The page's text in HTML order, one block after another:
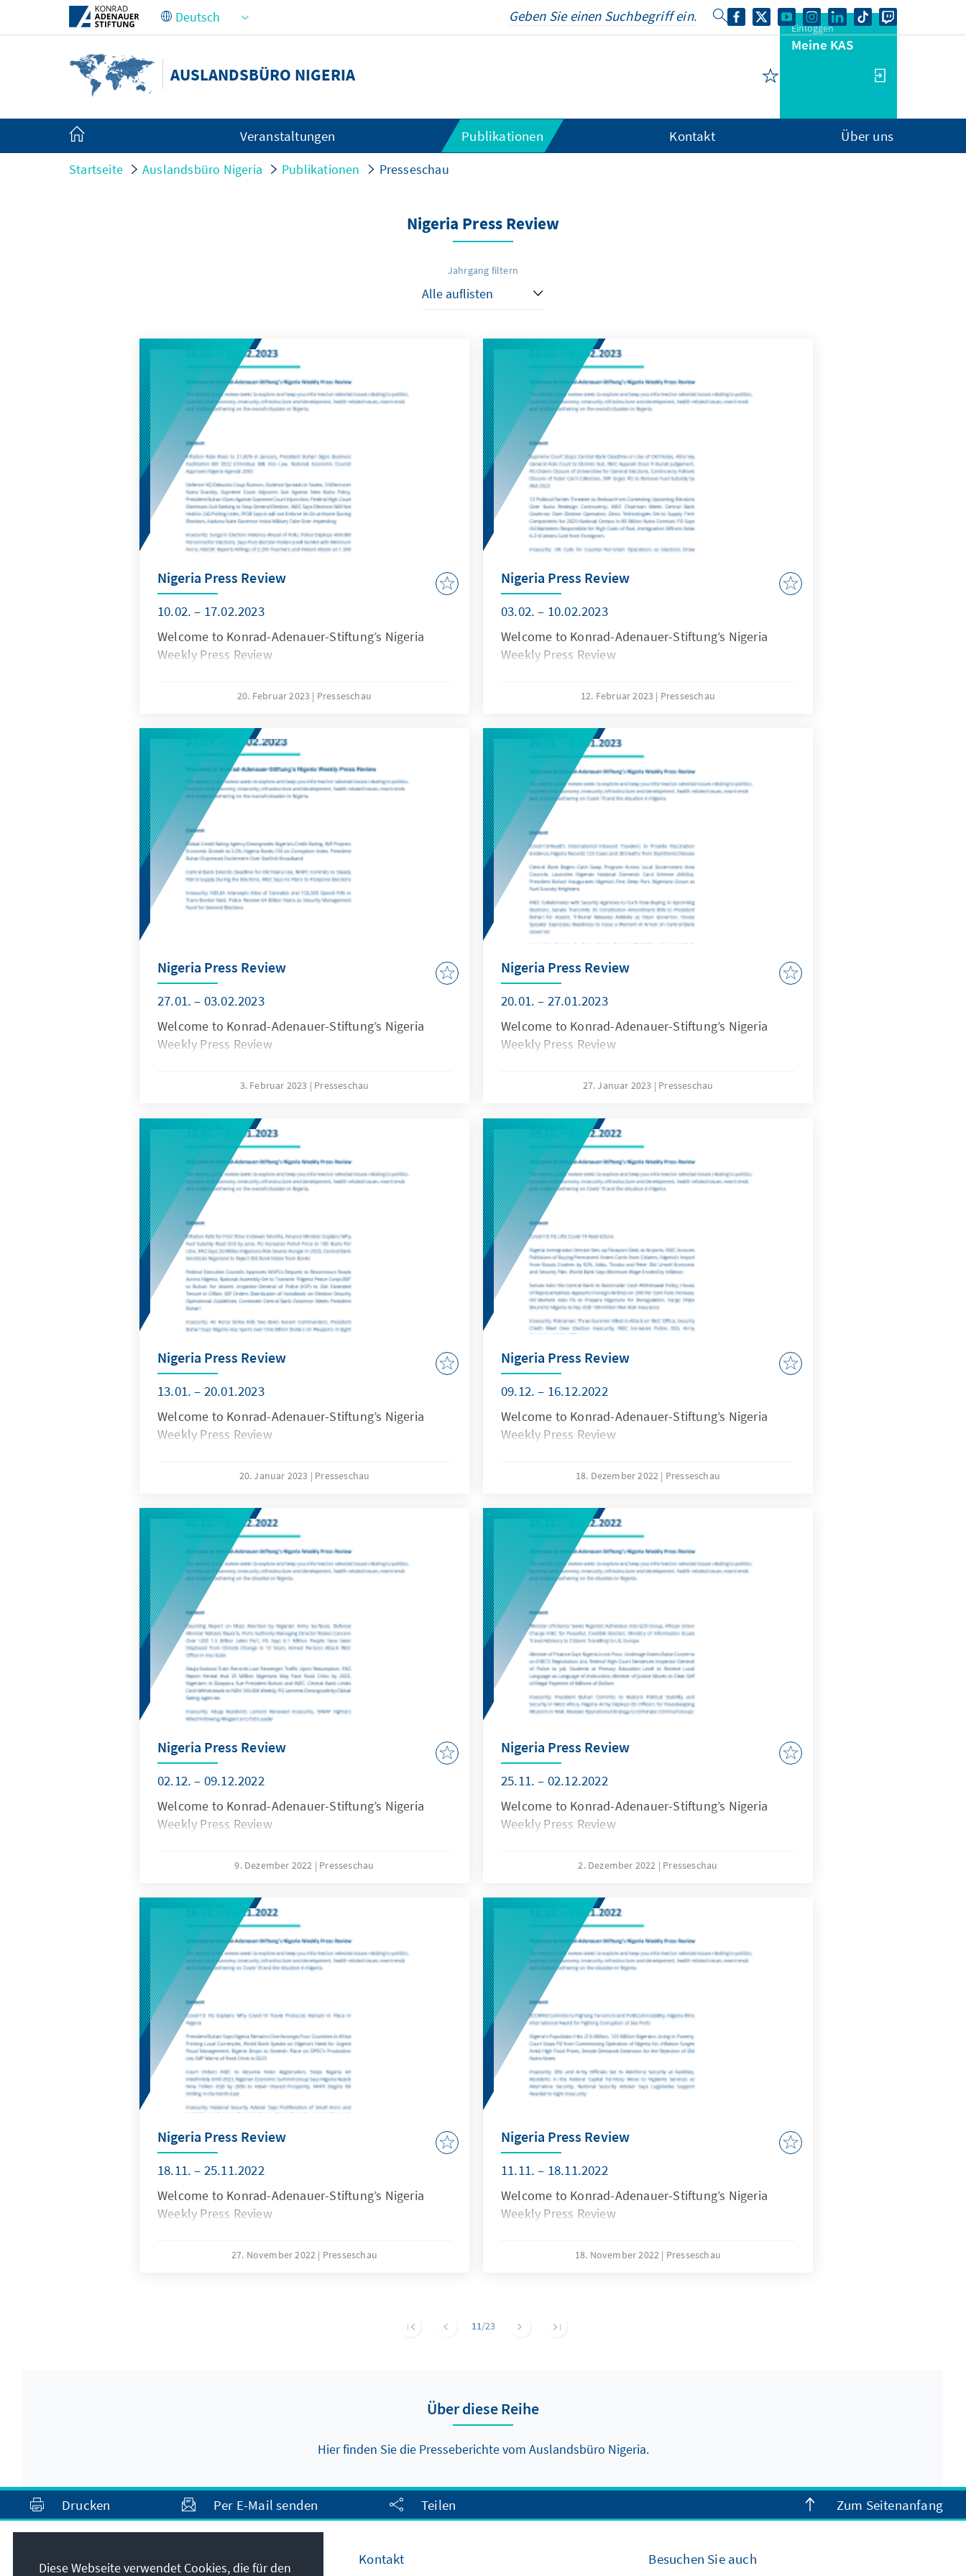
Zum Hauptinhalt springen
AUSLANDSBÜRO NIGERIA
Einloggen
Meine KAS
Veranstaltungen Publikationen Kontakt Über uns
Startseite Auslandsbüro Nigeria Publikationen Presseschau
Nigeria Press Review
Jahrgang filtern
Nigeria Press Review
10.02. – 17.02.2023
Welcome to Konrad-Adenauer-Stiftung’s Nigeria
Weekly Press Review
20. Februar 2023 Presseschau
Nigeria Press Review
03.02. – 10.02.2023
Welcome to Konrad-Adenauer-Stiftung’s Nigeria
Weekly Press Review
12. Februar 2023 Presseschau
Nigeria Press Review
27.01. – 03.02.2023
Welcome to Konrad-Adenauer-Stiftung’s Nigeria
Weekly Press Review
3. Februar 2023 Presseschau
Nigeria Press Review
20.01. – 27.01.2023
Welcome to Konrad-Adenauer-Stiftung’s Nigeria
Weekly Press Review
27. Januar 2023 Presseschau
Nigeria Press Review
13.01. – 20.01.2023
Welcome to Konrad-Adenauer-Stiftung’s Nigeria
Weekly Press Review
20. Januar 2023 Presseschau
Nigeria Press Review
09.12. – 16.12.2022
Welcome to Konrad-Adenauer-Stiftung’s Nigeria
Weekly Press Review
18. Dezember 2022 Presseschau
Nigeria Press Review
02.12. – 09.12.2022
Welcome to Konrad-Adenauer-Stiftung’s Nigeria
Weekly Press Review
9. Dezember 2022 Presseschau
Nigeria Press Review
25.11. – 02.12.2022
Welcome to Konrad-Adenauer-Stiftung’s Nigeria
Weekly Press Review
2. Dezember 2022 Presseschau
Nigeria Press Review
18.11. – 25.11.2022
Welcome to Konrad-Adenauer-Stiftung’s Nigeria
Weekly Press Review
27. November 2022 Presseschau
Nigeria Press Review
11.11. – 18.11.2022
Welcome to Konrad-Adenauer-Stiftung’s Nigeria
Weekly Press Review
18. November 2022 Presseschau
11/23
Über diese Reihe
Hier finden Sie die Presseberichte vom Auslandsbüro Nigeria.
Drucken Per E-Mail senden Teilen Zum Seitenanfang
Anschrift Kontakt Besuchen Sie auch
Diese Webseite verwendet Cookies, die für den